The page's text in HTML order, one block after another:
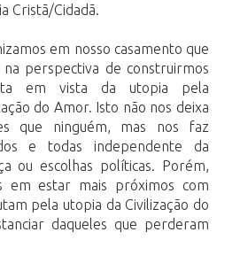
Cristã/Cidadã.
em nosso casamento que
perspectiva de construirmos
em vista da utopia pela
do Amor. Isto não nos deixa
que ninguém, mas nos faz
e todas independente da
ou escolhas políticas. Porém,
em estar mais próximos com
pela utopia da Civilização do
daqueles que perderam